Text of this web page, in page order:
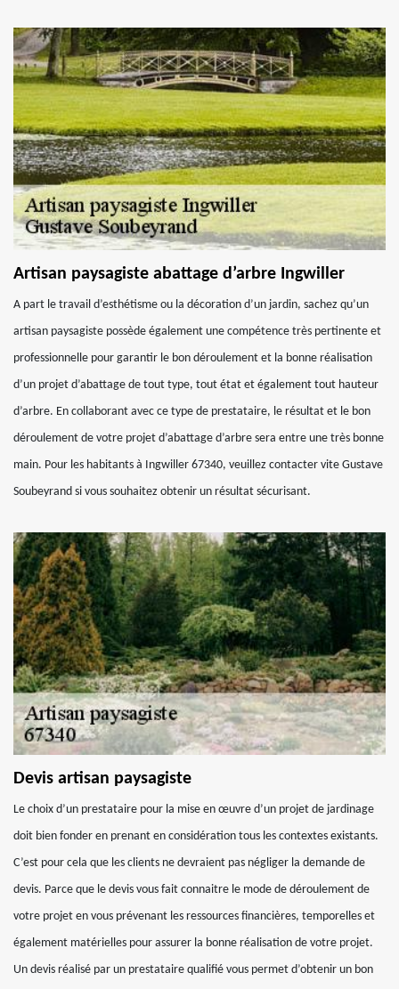
Artisan paysagiste abattage d’arbre Ingwiller
A part le travail d’esthétisme ou la décoration d’un jardin, sachez qu’un
artisan paysagiste possède également une compétence très pertinente et
professionnelle pour garantir le bon déroulement et la bonne réalisation
d’un projet d’abattage de tout type, tout état et également tout hauteur
d’arbre. En collaborant avec ce type de prestataire, le résultat et le bon
déroulement de votre projet d’abattage d’arbre sera entre une très bonne
main. Pour les habitants à Ingwiller 67340, veuillez contacter vite Gustave
Soubeyrand si vous souhaitez obtenir un résultat sécurisant.
Devis artisan paysagiste
Le choix d’un prestataire pour la mise en œuvre d’un projet de jardinage
doit bien fonder en prenant en considération tous les contextes existants.
C’est pour cela que les clients ne devraient pas négliger la demande de
devis. Parce que le devis vous fait connaitre le mode de déroulement de
votre projet en vous prévenant les ressources financières, temporelles et
également matérielles pour assurer la bonne réalisation de votre projet.
Un devis réalisé par un prestataire qualifié vous permet d’obtenir un bon